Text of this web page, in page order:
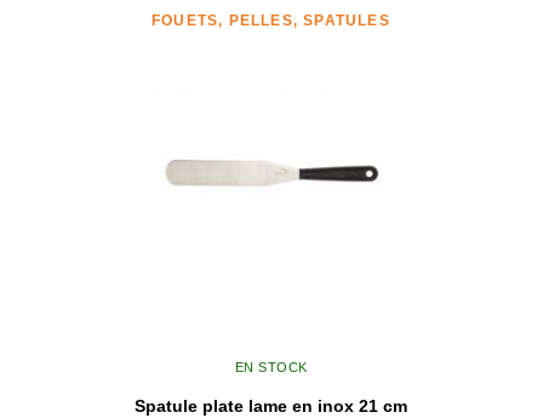
FOUETS, PELLES, SPATULES
EN STOCK
Spatule plate lame en inox 21 cm